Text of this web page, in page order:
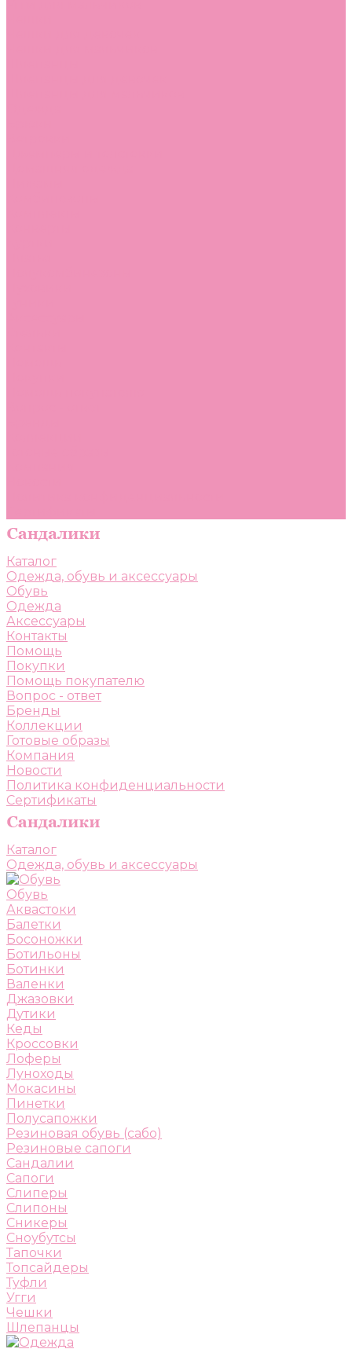
Каталог
Одежда, обувь и аксессуары
Обувь
Одежда
Аксессуары
Контакты
Помощь
Покупки
Помощь покупателю
Вопрос - ответ
Бренды
Коллекции
Готовые образы
Компания
Новости
Политика конфиденциальности
Сертификаты
Каталог
Одежда, обувь и аксессуары
Обувь
Аквастоки
Балетки
Босоножки
Ботильоны
Ботинки
Валенки
Джазовки
Дутики
Кеды
Кроссовки
Лоферы
Луноходы
Мокасины
Пинетки
Полусапожки
Резиновая обувь (сабо)
Резиновые сапоги
Сандалии
Сапоги
Слиперы
Слипоны
Сникеры
Сноубутсы
Тапочки
Топсайдеры
Туфли
Угги
Чешки
Шлепанцы